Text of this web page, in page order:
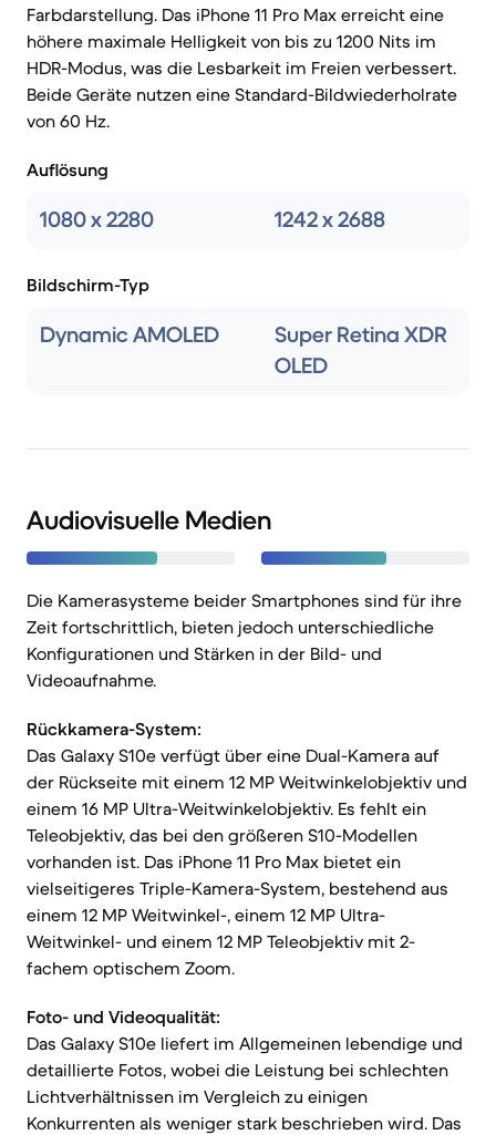
Farbdarstellung. Das iPhone 11 Pro Max erreicht eine
höhere maximale Helligkeit von bis zu 1200 Nits im
HDR-Modus, was die Lesbarkeit im Freien verbessert.
Beide Geräte nutzen eine Standard-Bildwiederholrate
von 60 Hz.
Auflösung
1080 x 2280 1242 x 2688
Bildschirm-Typ
Dynamic AMOLED
Super Retina XDR
OLED
Audiovisuelle Medien
Die Kamerasysteme beider Smartphones sind für ihre
Zeit fortschrittlich, bieten jedoch unterschiedliche
Konfigurationen und Stärken in der Bild- und
Videoaufnahme.
Rückkamera-System:
Das Galaxy S10e verfügt über eine Dual-Kamera auf
der Rückseite mit einem 12 MP Weitwinkelobjektiv und
einem 16 MP Ultra-Weitwinkelobjektiv. Es fehlt ein
Teleobjektiv, das bei den größeren S10-Modellen
vorhanden ist. Das iPhone 11 Pro Max bietet ein
vielseitigeres Triple-Kamera-System, bestehend aus
einem 12 MP Weitwinkel-, einem 12 MP Ultra-
Weitwinkel- und einem 12 MP Teleobjektiv mit 2-
fachem optischem Zoom.
Foto- und Videoqualität:
Das Galaxy S10e liefert im Allgemeinen lebendige und
detaillierte Fotos, wobei die Leistung bei schlechten
Lichtverhältnissen im Vergleich zu einigen
Konkurrenten als weniger stark beschrieben wird. Das